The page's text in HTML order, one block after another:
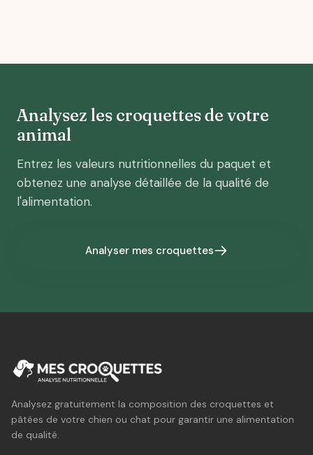
Analysez les croquettes de votre
animal
Entrez les valeurs nutritionnelles du paquet et
obtenez une analyse détaillée de la qualité de
l'alimentation.
Analyser mes croquettes
Analysez gratuitement la composition des croquettes et
pâtées de votre chien ou chat pour garantir une alimentation
de qualité.